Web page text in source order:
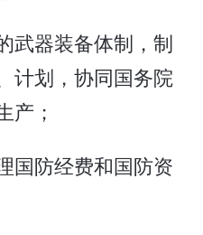
武器装备体制，制
计划，协同国务院
产；
国防经费和国防资